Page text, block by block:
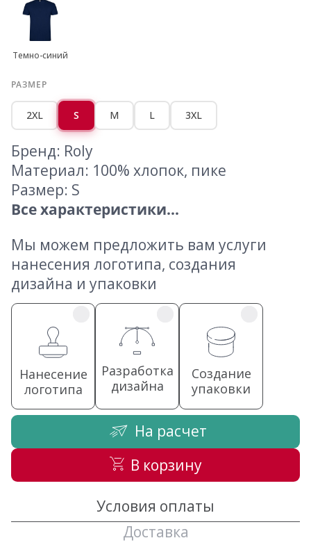
Темно-синий
РАЗМЕР
2XL S M L 3XL
Бренд: Roly
Материал: 100% хлопок, пике
Размер: S
Все характеристики...
Мы можем предложить вам услуги
нанесения логотипа, создания
дизайна и упаковки
Нанесение
логотипа
Разработка
дизайна
Создание
упаковки
На расчет
В корзину
Условия оплаты
Доставка